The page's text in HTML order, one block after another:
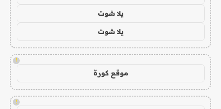
يلا شوت
يلا شوت
!
موقع كورة
!